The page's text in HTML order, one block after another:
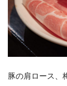
豚の肩ロース、